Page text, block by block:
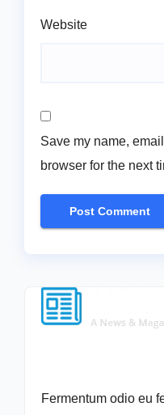
Website
Save my name,
browser for the next
Fermentum odio eu